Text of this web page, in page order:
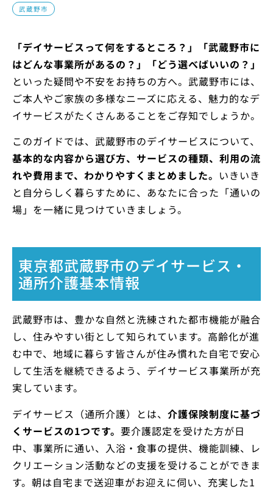
武蔵野市
「デイサービスって何をするところ？」「武蔵野市に
はどんな事業所があるの？」「どう選べばいいの？」
といった疑問や不安をお持ちの方へ。武蔵野市には、
ご本人やご家族の多様なニーズに応える、魅力的なデ
イサービスがたくさんあることをご存知でしょうか。
このガイドでは、武蔵野市のデイサービスについて、
基本的な内容から選び方、サービスの種類、利用の流
れや費用まで、わかりやすくまとめました。 いきいき
と自分らしく暮らすために、あなたに合った「通いの
場」を一緒に見つけていきましょう。
東京都武蔵野市のデイサービス・
通所介護基本情報
武蔵野市は、豊かな自然と洗練された都市機能が融合
し、住みやすい街として知られています。高齢化が進
む中で、地域に暮らす皆さんが住み慣れた自宅で安心
して生活を継続できるよう、デイサービス事業所が充
実しています。
デイサービス（通所介護）とは、 介護保険制度に基づ
くサービスの1つです。 要介護認定を受けた方が日
中、事業所に通い、入浴・食事の提供、機能訓練、レ
クリエーション活動などの支援を受けることができま
す。朝は自宅まで送迎車がお迎えに伺い、充実した1